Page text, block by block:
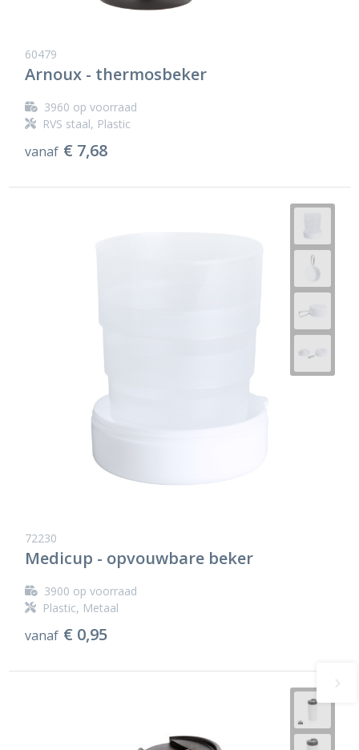
60479
Arnoux - thermosbeker
3960 op voorraad
RVS staal, Plastic
vanaf € 7,68
72230
Medicup - opvouwbare beker
3900 op voorraad
Plastic, Metaal
vanaf € 0,95